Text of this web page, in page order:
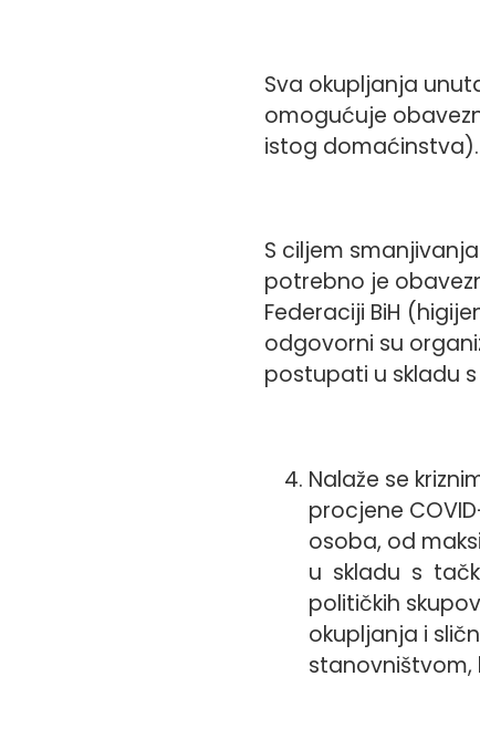
Sva okupljanja
omogućuje
istog domaćinstva).
S ciljem
potrebno je
Federaciji BiH
odgovorni su
postupati u skladu
Nalaže se
procjene
osoba, od
u skladu s
političkih
okupljanja i
stanovništvom,